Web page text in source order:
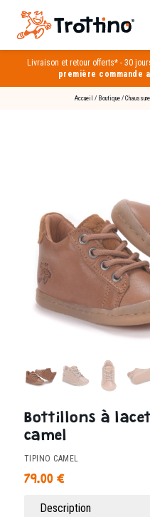
Livraison et retour offerts* -30
première commande
Accueil / Boutique/
Bottillons à
camel
TIPINO CAMEL
79.00 €
Description